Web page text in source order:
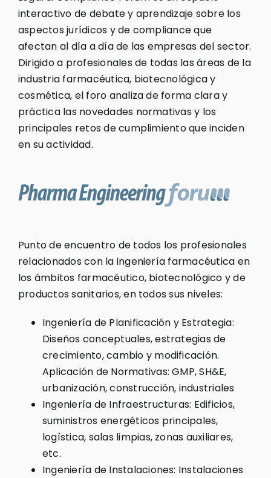
interactivo de debate y aprendizaje sobre los
aspectos jurídicos y de compliance que
afectan al día a día de las empresas del sector.
Dirigido a profesionales de todas las áreas de la
industria farmacéutica, biotecnológica y
cosmética, el foro analiza de forma clara y
práctica las novedades normativas y los
principales retos de cumplimiento que inciden
en su actividad.
Punto de encuentro de todos los profesionales
relacionados con la ingeniería farmacéutica en
los ámbitos farmacéutico, biotecnológico y de
productos sanitarios, en todos sus niveles:
Ingeniería de Planificación y Estrategia:
Diseños conceptuales, estrategias de
crecimiento, cambio y modificación.
Aplicación de Normativas: GMP, SH&E,
urbanización, construcción, industriales
Ingeniería de Infraestructuras: Edificios,
suministros energéticos principales,
logística, salas limpias, zonas auxiliares,
etc.
Ingeniería de Instalaciones: Instalaciones